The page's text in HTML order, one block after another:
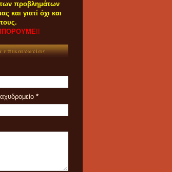
προβλημάτων
και γιατί όχι και
!!
*